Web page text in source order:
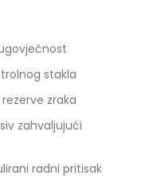
stakla
zraka
zahvaljujući
radni pritisak